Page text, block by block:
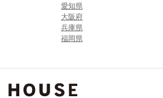
愛知県
大阪府
兵庫県
福岡県